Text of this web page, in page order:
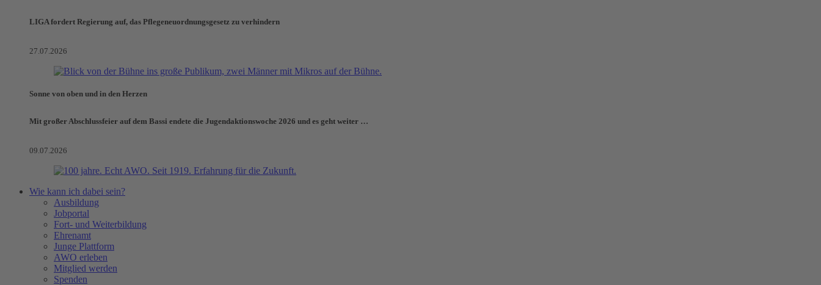
LIGA fordert Regierung auf, das Pflegeneuordnungsgesetz zu verhindern
27.07.2026
Sonne von oben und in den Herzen
Mit großer Abschlussfeier auf dem Bassi endete die Jugendaktionswoche 2026 und es geht weiter …
09.07.2026
Wie kann ich dabei sein?
Ausbildung
Jobportal
Fort- und Weiterbildung
Ehrenamt
Junge Plattform
AWO erleben
Mitglied werden
Spenden